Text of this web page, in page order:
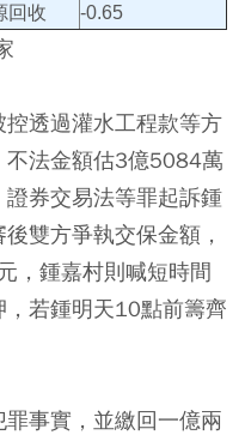
回收 -0.65
透過灌水工程款等方
不法金額估3億5084萬
券交易法等罪起訴鍾
雙方爭執交保金額，
，鍾嘉村則喊短時間
若鍾明天10點前籌齊
事實，並繳回一億兩